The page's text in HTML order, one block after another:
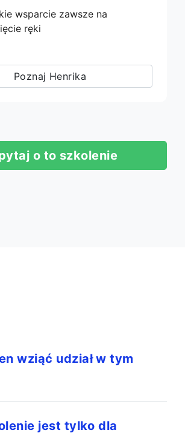
wsparcie zawsze na
ręki
Poznaj Henrika
o to szkolenie
wziąć udział w tym
jest tylko dla